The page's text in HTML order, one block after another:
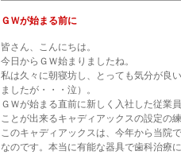
ＧＷが始まる前に
皆さん、こんにちは。
今日からＧＷ始まりましたね。
私は久々に朝寝坊し、とっても気分が良
ましたが・・・泣）。
ＧＷが始まる直前に新しく入社した従業
ことが出来るキャディアックスの設定の練
このキャディアックスは、今年から当院
なのです。本当に有能な器具で歯科治療